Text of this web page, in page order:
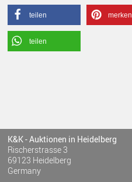
teilen merken
teilen
K&K - Auktionen in Heidelberg
Rischerstrasse 3
69123 Heidelberg
Germany